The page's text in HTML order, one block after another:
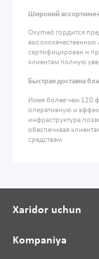
Широкий
Oxymed гордится
высококачественных
сертифицирован и
клиентам полную
Быстрая доставка
Имея более чем 120
оперативную и
инфраструктура
обеспечивая
средствам
Xaridor uchun
Kompaniya